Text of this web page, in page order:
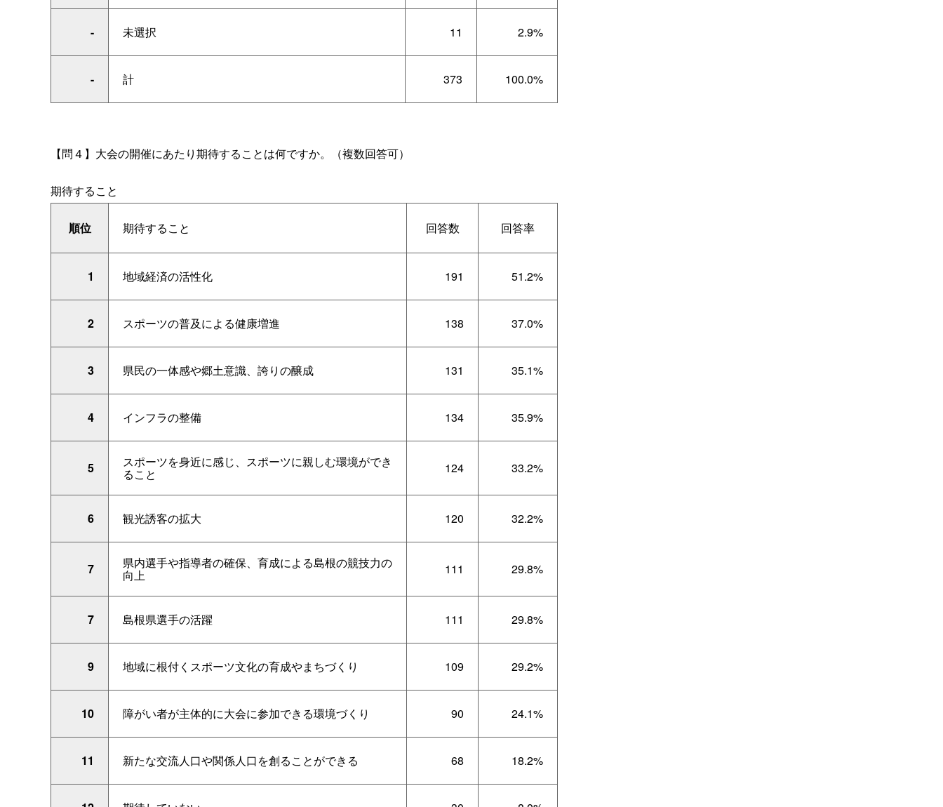
- 未選択 11 2.9%
- 計 373 100.0%
【問４】 大会の開催にあたり期待することは何ですか。（複数回答可）
期待すること
順位 期待すること 回答数 回答率
1 地域経済の活性化 191 51.2%
2 スポーツの普及による健康増進 138 37.0%
3 県民の一体感や郷土意識、誇りの醸成 131 35.1%
4 インフラの整備 134 35.9%
5 スポーツを身近に感じ、スポーツに親しむ環境ができ
ること 124 33.2%
6 観光誘客の拡大 120 32.2%
7 県内選手や指導者の確保、育成による島根の競技力の
向上 111 29.8%
7 島根県選手の活躍 111 29.8%
9 地域に根付くスポーツ文化の育成やまちづくり 109 29.2%
10 障がい者が主体的に大会に参加できる環境づくり 90 24.1%
11 新たな交流人口や関係人口を創ることができる 68 18.2%